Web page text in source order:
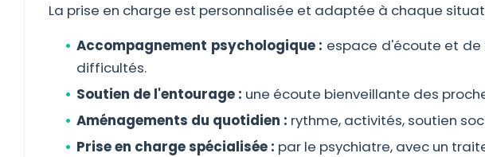
La prise en charge est personnalisée et adaptée à chaque
Accompagnement psychologique : espace d'écoute et de
difficultés.
Soutien de l'entourage : une écoute bienveillante des
Aménagements du quotidien : rythme, activités, soutien
Prise en charge spécialisée : par le psychiatre, avec un